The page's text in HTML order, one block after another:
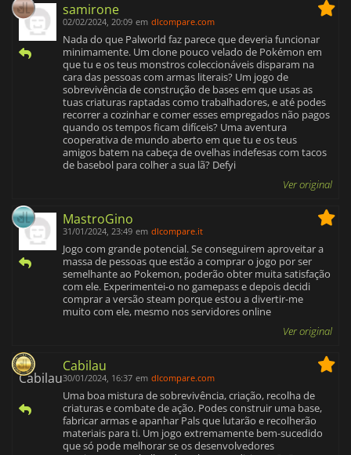
samirone
02/02/2024, 20:09 em dlcompare.com
Nada do que Palworld faz parece que deveria funcionar
minimamente. Um clone pouco velado de Pokémon em
que tu e os teus monstros coleccionáveis disparam na
cara das pessoas com armas literais? Um jogo de
sobrevivência de construção de bases em que usas as
tuas criaturas raptadas como trabalhadores, e até podes
recorrer a cozinhar e comer esses empregados não pagos
quando os tempos ficam difíceis? Uma aventura
cooperativa de mundo aberto em que tu e os teus
amigos batem na cabeça de ovelhas indefesas com tacos
de basebol para colher a sua lã? Defyi
Ver original
MastroGino
31/01/2024, 23:49 em dlcompare.it
Jogo com grande potencial. Se conseguirem aproveitar a
massa de pessoas que estão a comprar o jogo por ser
semelhante ao Pokemon, poderão obter muita satisfação
com ele. Experimentei-o no gamepass e depois decidi
comprar a versão steam porque estou a divertir-me
muito com ele, mesmo nos servidores online
Ver original
Cabilau
30/01/2024, 16:37 em dlcompare.com
Uma boa mistura de sobrevivência, criação, recolha de
criaturas e combate de ação. Podes construir uma base,
fabricar armas e apanhar Pals que lutarão e recolherão
materiais para ti. Um jogo extremamente bem-sucedido
que só pode melhorar se os desenvolvedores